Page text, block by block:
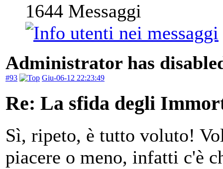
1644 Messaggi
Administrator has
#93 Giu-06-12 22:23:49
Re: La sfida degli
Sì, ripeto, è tutto voluto!
piacere o meno, infatti c'è